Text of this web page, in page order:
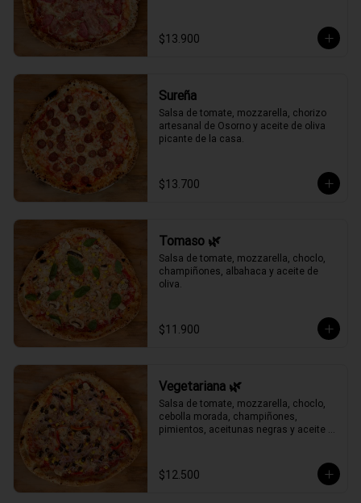
$13.900
Sureña
Salsa de tomate, mozzarella, chorizo
artesanal de Osorno y aceite de oliva
picante de la casa.
$13.700
Tomaso 🌿
Salsa de tomate, mozzarella, choclo,
champiñones, albahaca y aceite de
oliva.
$11.900
Vegetariana 🌿
Salsa de tomate, mozzarella, choclo,
cebolla morada, champiñones,
pimientos, aceitunas negras y aceite
$12.500